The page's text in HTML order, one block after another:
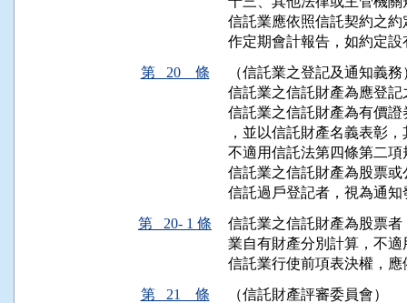
信託業應依照信託契約之
作定期會計報告，如約定
第 20 條
（信託業之登記及通知義務
信託業之信託財產為應登
信託業之信託財產為有價
，並以信託財產名義表彰
不適用信託法第四條第二項
信託業之信託財產為股票
信託過戶登記者，視為通知
第 20- 1 條
信託業之信託財產為股票
業自有財產分別計算，不
信託業行使前項表決權，
第 21 條
（信託財產評審委員會）